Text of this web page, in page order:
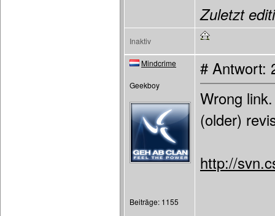
Zuletzt
Inaktiv
Mindcrime
Geekboy
Beiträge: 1155
# Antwort:
Wrong
(older)
http://